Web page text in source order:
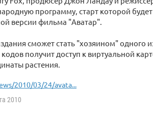
программу, старт которой
версии фильма "Аватар".
сможет стать "хозяином" одного
получит доступ к виртуальной
растения.
2010/03/24/avata...
2010